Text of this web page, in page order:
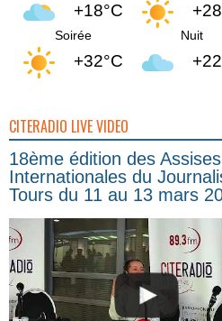
+18°C
Soirée
+32°C
Nuit
CITERADIO LIVE VIDEO
18ème édition des Assises
Internationales du
Tours du 11 au 13 mars